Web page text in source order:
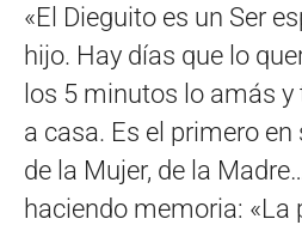
«El Dieguito es un Ser
hijo. Hay días que lo
los 5 minutos lo amás
a casa. Es el primero
de la Mujer, de la
haciendo memoria: «La